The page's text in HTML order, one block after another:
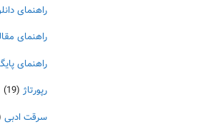
راهنمای
راهنمای
راهنمای
رپورتاژ (19)
سرقت ادبی